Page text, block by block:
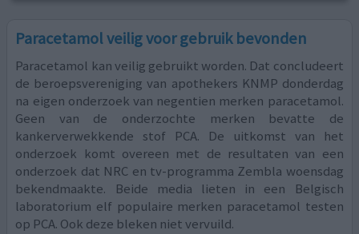
Paracetamol veilig voor gebruik bevonden
Paracetamol kan veilig gebruikt worden. Dat concludeert
de beroepsvereniging van apothekers KNMP donderdag
na eigen onderzoek van negentien merken paracetamol.
Geen van de onderzochte merken bevatte de
kankerverwekkende stof PCA. De uitkomst van het
onderzoek komt overeen met de resultaten van een
onderzoek dat NRC en tv-programma Zembla woensdag
bekendmaakte. Beide media lieten in een Belgisch
laboratorium elf populaire merken paracetamol testen
op PCA. Ook deze bleken niet vervuild.